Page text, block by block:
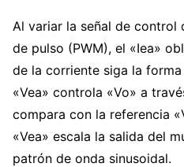
Al variar la señal de control
de pulso (PWM), el «Iea»
de la corriente siga la
«Vea» controla «Vo» a
compara con la referencia
«Vea» escala la salida del
patrón de onda sinusoidal.